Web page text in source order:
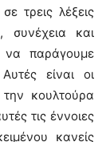
τρεις λέξεις
συνέχεια και
παράγουμε
είναι οι
κουλτούρα
τις έννοιες
κανείς